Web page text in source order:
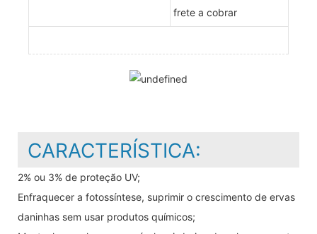
frete a cobrar
CARACTERÍSTICA:
2% ou 3% de proteção UV;
Enfraquecer a fotossíntese, suprimir o crescimento de ervas
daninhas sem usar produtos químicos;